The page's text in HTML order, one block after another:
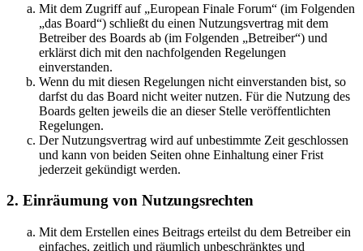
Mit dem Zugriff auf „European Finale Forum“ (im Folgenden
„das Board“) schließt du einen Nutzungsvertrag mit dem
Betreiber des Boards ab (im Folgenden „Betreiber“) und
erklärst dich mit den nachfolgenden Regelungen
einverstanden.
Wenn du mit diesen Regelungen nicht einverstanden bist, so
darfst du das Board nicht weiter nutzen. Für die Nutzung des
Boards gelten jeweils die an dieser Stelle veröffentlichten
Regelungen.
Der Nutzungsvertrag wird auf unbestimmte Zeit geschlossen
und kann von beiden Seiten ohne Einhaltung einer Frist
jederzeit gekündigt werden.
2. Einräumung von Nutzungsrechten
Mit dem Erstellen eines Beitrags erteilst du dem Betreiber ein
einfaches, zeitlich und räumlich unbeschränktes und